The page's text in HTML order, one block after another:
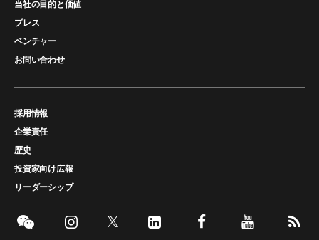
当社の目的と価値
プレス
ベンチャー
お問い合わせ
採用情報
企業責任
歴史
投資家向け広報
リーダーシップ